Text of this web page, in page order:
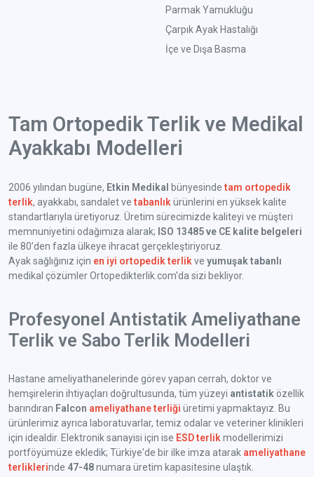
Parmak Yamukluğu
Çarpık Ayak Hastalığı
İçe ve Dışa Basma
Tam Ortopedik Terlik ve Medikal
Ayakkabı Modelleri
2006 yılından bugüne, Etkin Medikal bünyesindetam ortopedik
terlik, ayakkabı, sandalet vetabanlık ürünlerini en yüksek kalite
standartlarıyla üretiyoruz. Üretim sürecimizde kaliteyi ve müşteri
memnuniyetini odağımıza alarak; ISO 13485 ve CE kalite belgeleri
ile 80’den fazla ülkeye ihracat gerçekleştiriyoruz.
Ayak sağlığınız için en iyi ortopedik terlik ve yumuşak tabanlı
medikal çözümler Ortopedikterlik.com'da sizi bekliyor.
Profesyonel Antistatik Ameliyathane
Terlik ve Sabo Terlik Modelleri
Hastane ameliyathanelerinde görev yapan cerrah, doktor ve
hemşirelerin ihtiyaçları doğrultusunda, tüm yüzeyi antistatik özellik
barındıran Falcon ameliyathane terliği üretimi yapmaktayız. Bu
ürünlerimiz ayrıca laboratuvarlar, temiz odalar ve veteriner klinikleri
için idealdir. Elektronik sanayisi için ise ESD terlik modellerimizi
portföyümüze ekledik; Türkiye'de bir ilke imza atarak ameliyathane
terliklerinde 47-48numara üretim kapasitesine ulaştık.